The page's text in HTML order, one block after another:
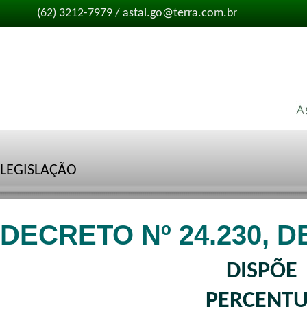
(62) 3212-7979 / astal.go@terra.com.br
LEGISLAÇÃO
DECRETO Nº 24.230,